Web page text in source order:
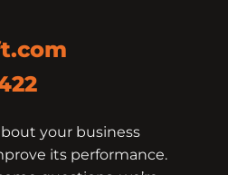
your business
its performance.